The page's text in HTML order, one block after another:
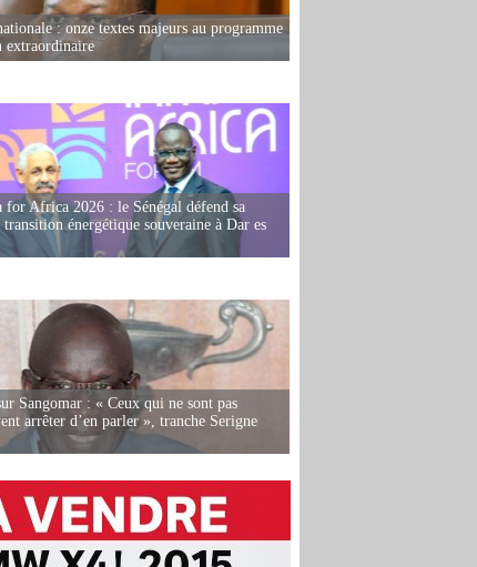
: onze textes majeurs au programme
extraordinaire
Africa 2026 : le Sénégal défend sa
énergétique souveraine à Dar es
Sangomar : « Ceux qui ne sont pas
arrêter d’en parler », tranche Serigne